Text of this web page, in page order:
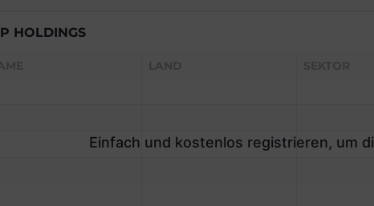
HOLDINGS
Einfach und kostenlos registrieren, um